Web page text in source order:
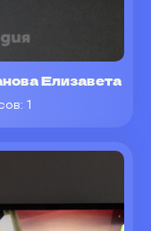
Елизавета
1